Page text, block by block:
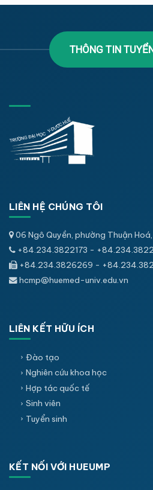
THÔNG TIN
LIÊN HỆ CHÚNG TÔI
06 Ngô Quyền, phường Thuận
+84.234.3822173 -
+84.234.3826269 -
hcmp@huemed-univ.edu.vn
LIÊN KẾT HỮU ÍCH
Đào tạo
Nghiên cứu khoa học
Hợp tác quốc tế
Sinh viên
Tuyển sinh
KẾT NỐI VỚI HUEUMP